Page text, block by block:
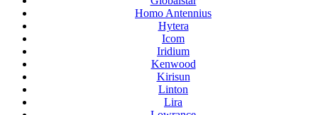
Homo Antennius
Hytera
Icom
Iridium
Kenwood
Kirisun
Linton
Lira